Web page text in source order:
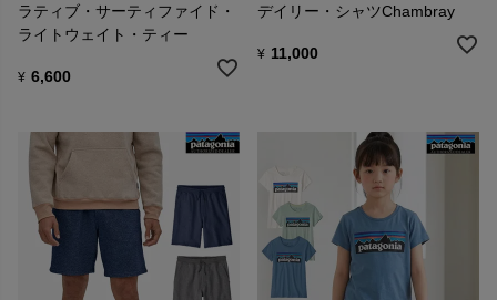
■パタゴニアの包装について
パタゴニアの製品は、作業上の理由により商品袋に破れ穴が生じて
ラティブ・サーティファイド・
ライトウェイト・ティー
¥ 6,600
デイリー・シャツChambray
¥ 11,000